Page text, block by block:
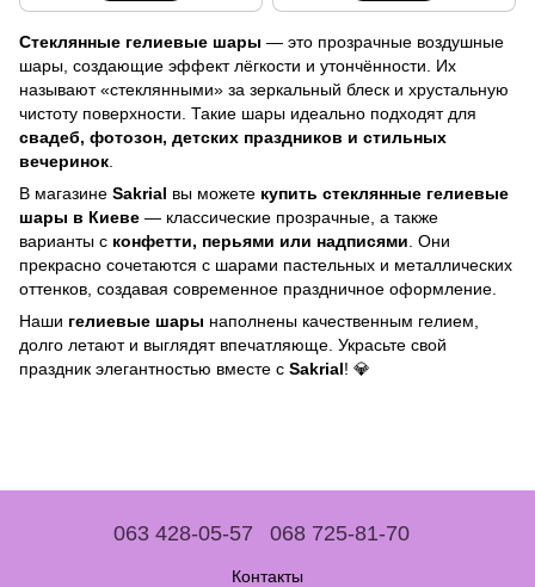
Стеклянные гелиевые шары — это прозрачные воздушные
шары, создающие эффект лёгкости и утончённости. Их
называют «стеклянными» за зеркальный блеск и хрустальную
чистоту поверхности. Такие шары идеально подходят для
свадеб, фотозон, детских праздников и стильных
вечеринок.
В магазине Sakrial вы можете купить стеклянные гелиевые
шары в Киеве — классические прозрачные, а также
варианты с конфетти, перьями или надписями. Они
прекрасно сочетаются с шарами пастельных и металлических
оттенков, создавая современное праздничное оформление.
Наши гелиевые шары наполнены качественным гелием,
долго летают и выглядят впечатляюще. Украсьте свой
праздник элегантностью вместе с Sakrial! 💎
063 428-05-57 068 725-81-70
Контакты